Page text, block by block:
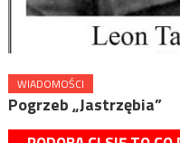
WIADOMOŚCI
Pogrzeb „Jastrzębia”